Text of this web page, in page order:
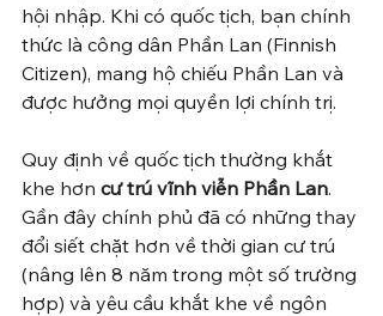
hội nhập. Khi có quốc tịch, bạn chính
thức là công dân Phần Lan (Finnish
Citizen), mang hộ chiếu Phần Lan và
được hưởng mọi quyền lợi chính trị.
Quy định về quốc tịch thường khắt
khe hơn cư trú vĩnh viễn Phần Lan.
Gần đây chính phủ đã có những thay
đổi siết chặt hơn về thời gian cư trú
(nâng lên 8 năm trong một số trường
hợp) và yêu cầu khắt khe về ngôn